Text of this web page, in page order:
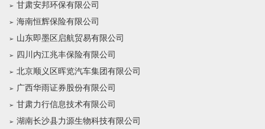
甘肃安邦环保有限公司
海南恒辉保险有限公司
山东即墨区启航贸易有限公司
四川内江兆丰保险有限公司
北京顺义区晖览汽车集团有限公司
广西华雨证券股份有限公司
甘肃力行信息技术有限公司
湖南长沙县力源生物科技有限公司